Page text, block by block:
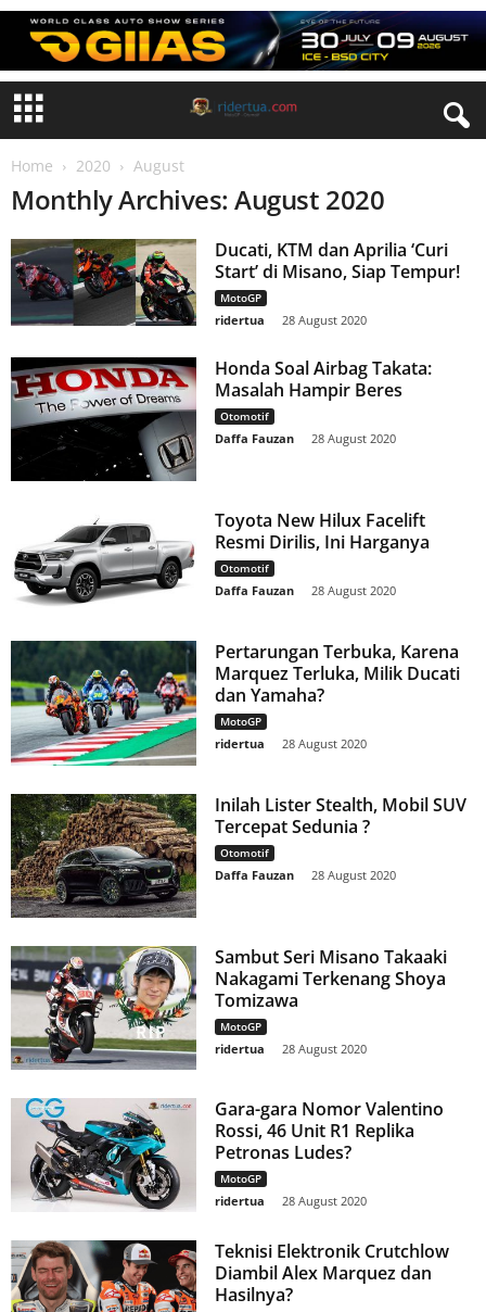
Home 2020 August
Monthly Archives: August 2020
Ducati, KTM dan Aprilia ‘Curi
Start’ di Misano, Siap Tempur!
MotoGP
ridertua 28 August 2020
Honda Soal Airbag Takata:
Masalah Hampir Beres
Otomotif
Daffa Fauzan 28 August 2020
Toyota New Hilux Facelift
Resmi Dirilis, Ini Harganya
Otomotif
Daffa Fauzan 28 August 2020
Pertarungan Terbuka, Karena
Marquez Terluka, Milik Ducati
dan Yamaha?
MotoGP
ridertua 28 August 2020
Inilah Lister Stealth, Mobil SUV
Tercepat Sedunia ?
Otomotif
Daffa Fauzan 28 August 2020
Sambut Seri Misano Takaaki
Nakagami Terkenang Shoya
Tomizawa
MotoGP
ridertua 28 August 2020
Gara-gara Nomor Valentino
Rossi, 46 Unit R1 Replika
Petronas Ludes?
MotoGP
ridertua 28 August 2020
Teknisi Elektronik Crutchlow
Diambil Alex Marquez dan
Hasilnya?